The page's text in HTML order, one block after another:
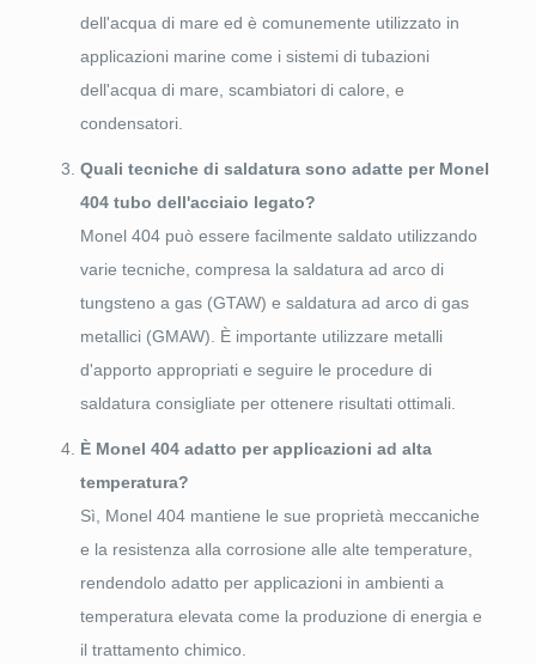
dell'acqua di mare ed è comunemente utilizzato in
applicazioni marine come i sistemi di tubazioni
dell'acqua di mare, scambiatori di calore, e
condensatori.
Quali tecniche di saldatura sono adatte per Monel
404 tubo dell'acciaio legato?
Monel 404 può essere facilmente saldato utilizzando
varie tecniche, compresa la saldatura ad arco di
tungsteno a gas (GTAW) e saldatura ad arco di gas
metallici (GMAW). È importante utilizzare metalli
d'apporto appropriati e seguire le procedure di
saldatura consigliate per ottenere risultati ottimali.
È Monel 404 adatto per applicazioni ad alta
temperatura?
Sì, Monel 404 mantiene le sue proprietà meccaniche
e la resistenza alla corrosione alle alte temperature,
rendendolo adatto per applicazioni in ambienti a
temperatura elevata come la produzione di energia e
il trattamento chimico.